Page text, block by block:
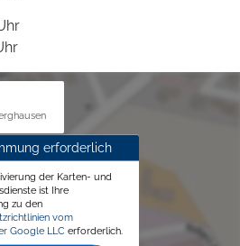
erforderlich
der Karten- und
ist Ihre
zu den
vom
Google LLC erforderlich.